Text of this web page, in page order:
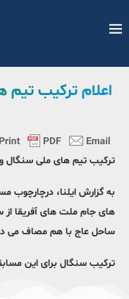
اعلام ترکیب
ترکیب تیم های ملی
به گزارش ایلنا، درچارچوب
ساحل عاج با هم مصاف می
ترکیب سنگال برای این